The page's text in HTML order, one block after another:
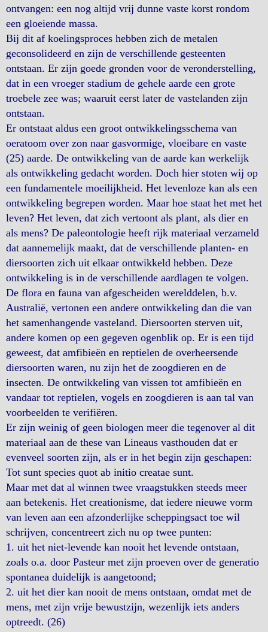
ontvangen: een nog altijd vrij dunne vaste korst rondom
een gloeiende massa.
Bij dit af koelingsproces hebben zich de metalen
geconsolideerd en zijn de verschillende gesteenten
ontstaan. Er zijn goede gronden voor de veronderstelling,
dat in een vroeger stadium de gehele aarde een grote
troebele zee was; waaruit eerst later de vastelanden zijn
ontstaan.
Er ontstaat aldus een groot ontwikkelingsschema van
oeratoom over zon naar gasvormige, vloeibare en vaste
(25) aarde. De ontwikkeling van de aarde kan werkelijk
als ontwikkeling gedacht worden. Doch hier stoten wij op
een fundamentele moeilijkheid. Het levenloze kan als een
ontwikkeling begrepen worden. Maar hoe staat het met het
leven? Het leven, dat zich vertoont als plant, als dier en
als mens? De paleontologie heeft rijk materiaal verzameld
dat aannemelijk maakt, dat de verschillende planten- en
diersoorten zich uit elkaar ontwikkeld hebben. Deze
ontwikkeling is in de verschillende aardlagen te volgen.
De flora en fauna van afgescheiden werelddelen, b.v.
Australië, vertonen een andere ontwikkeling dan die van
het samenhangende vasteland. Diersoorten sterven uit,
andere komen op een gegeven ogenblik op. Er is een tijd
geweest, dat amfibieën en reptielen de overheersende
diersoorten waren, nu zijn het de zoogdieren en de
insecten. De ontwikkeling van vissen tot amfibieën en
vandaar tot reptielen, vogels en zoogdieren is aan tal van
voorbeelden te verifiëren.
Er zijn weinig of geen biologen meer die tegenover al dit
materiaal aan de these van Lineaus vasthouden dat er
evenveel soorten zijn, als er in het begin zijn geschapen:
Tot sunt species quot ab initio creatae sunt.
Maar met dat al winnen twee vraagstukken steeds meer
aan betekenis. Het creationisme, dat iedere nieuwe vorm
van leven aan een afzonderlijke scheppingsact toe wil
schrijven, concentreert zich nu op twee punten:
1. uit het niet-levende kan nooit het levende ontstaan,
zoals o.a. door Pasteur met zijn proeven over de generatio
spontanea duidelijk is aangetoond;
2. uit het dier kan nooit de mens ontstaan, omdat met de
mens, met zijn vrije bewustzijn, wezenlijk iets anders
optreedt. (26)